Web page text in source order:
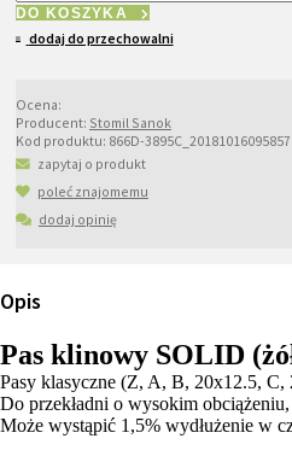
DO KOSZYKA
dodaj do przechowalni
Ocena:
Producent: Stomil Sanok
Kod produktu: 866D-3895C_20181016095857
zapytaj o produkt
poleć znajomemu
dodaj opinię
Opis
Pas klinowy SOLID
Pasy klasyczne (Z, A, B, 20x12.5,
Do przekładni o wysokim
Może wystąpić 1,5% wydłużenie w